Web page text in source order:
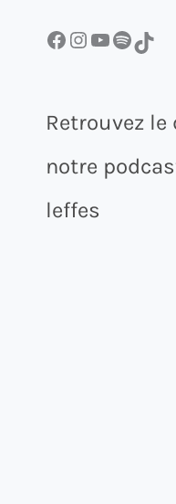
Facebook InstagramYouTube Spotify TikTok
Retrouvez le
notre
leffes